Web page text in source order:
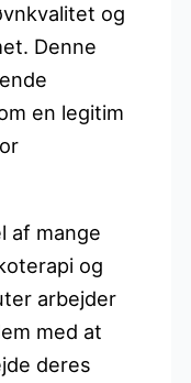
og
Denne
en legitim
af mange
og
arbejder
med at
deres